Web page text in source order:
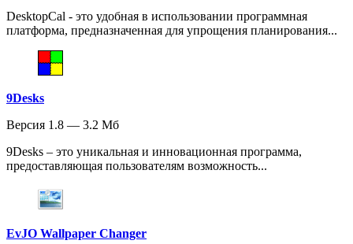
DesktopCal - это удобная в использовании программная
платформа, предназначенная для упрощения планирования...
9Desks
Версия 1.8 — 3.2 Мб
9Desks – это уникальная и инновационная программа,
предоставляющая пользователям возможность...
EvJO Wallpaper Changer